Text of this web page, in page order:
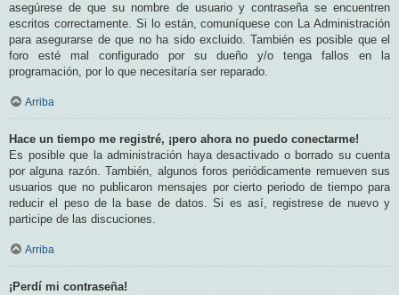
asegúrese de que su nombre de usuario y contraseña se encuentren
escritos correctamente. Si lo están, comuníquese con La Administración
para asegurarse de que no ha sido excluido. También es posible que el
foro esté mal configurado por su dueño y/o tenga fallos en la
programación, por lo que necesitaría ser reparado.
Arriba
Hace un tiempo me registré, ¡pero ahora no puedo conectarme!
Es posible que la administración haya desactivado o borrado su cuenta
por alguna razón. También, algunos foros periódicamente remueven sus
usuarios que no publicaron mensajes por cierto periodo de tiempo para
reducir el peso de la base de datos. Si es así, registrese de nuevo y
participe de las discuciones.
Arriba
¡Perdí mi contraseña!